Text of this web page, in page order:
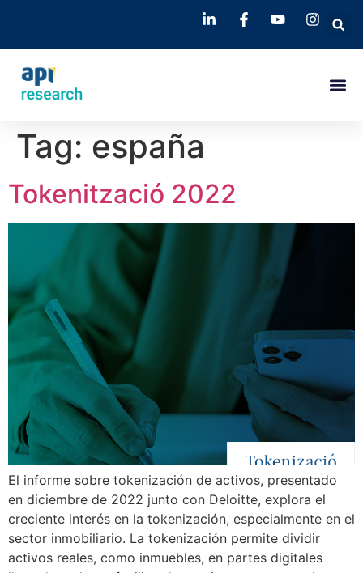
Tag: españa
Tokenització 2022
El informe sobre tokenización de activos, presentado
en diciembre de 2022 junto con Deloitte, explora el
creciente interés en la tokenización, especialmente en el
sector inmobiliario. La tokenización permite dividir
activos reales, como inmuebles, en partes digitales